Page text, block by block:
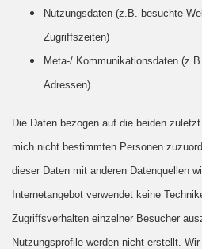
Nutzungsdaten (z.B. besuchte
Zugriffszeiten)
Meta-/ Kommunikationsdaten
Adressen)
Die Daten bezogen auf die beiden
mich nicht bestimmten Personen
dieser Daten mit anderen Datenquellen
Internetangebot verwendet keine
Zugriffsverhalten einzelner Besucher
Nutzungsprofile werden nicht erstellt. Wir